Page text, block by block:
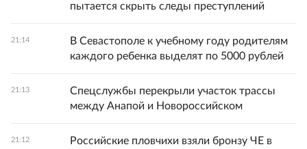
пытается скрыть следы преступлений
21:14
В Севастополе к учебному году родителям
каждого ребенка выделят по 5000 рублей
21:13
Спецслужбы перекрыли участок трассы
между Анапой и Новороссийском
21:12
Российские пловчихи взяли бронзу ЧЕ в